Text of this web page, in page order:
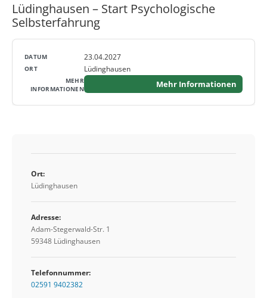
Lüdinghausen – Start Psychologische
Selbsterfahrung
23.04.2027
Lüdinghausen
Mehr Informationen
Ort:
Lüdinghausen
Adresse:
Adam-Stegerwald-Str. 1
59348 Lüdinghausen
Telefonnummer:
02591 9402382